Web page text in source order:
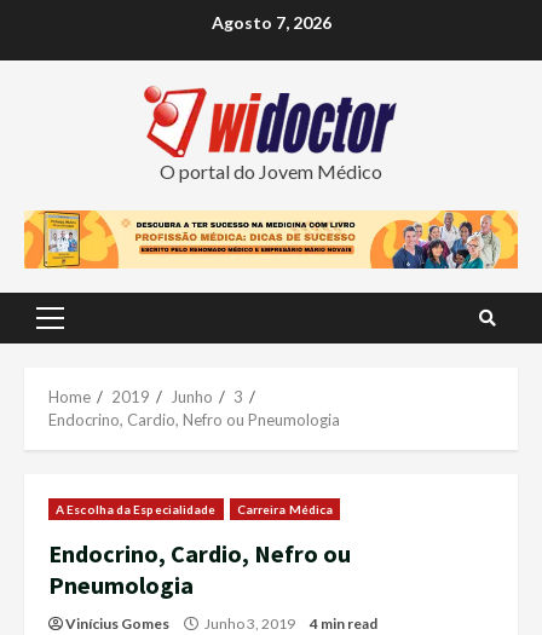
Agosto 7, 2026
O portal do Jovem Médico
Primary
Home 2019 Junho
3
Endocrino, Cardio, Nefro ou Pneumologia
A Escolha da Especialidade Carreira Médica
Endocrino, Cardio, Nefro ou
Pneumologia
Vinícius Gomes Junho 3, 2019 4 min read